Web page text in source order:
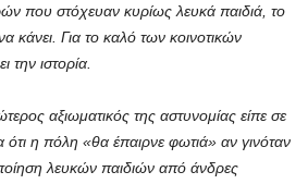
που στόχευαν κυρίως λευκά παιδιά, το
κάνει. Για το καλό των κοινοτικών
ιστορία.
αξιωματικός της αστυνομίας είπε σε
η πόλη «θα έπαιρνε φωτιά» αν γινόταν
λευκών παιδιών από άνδρες